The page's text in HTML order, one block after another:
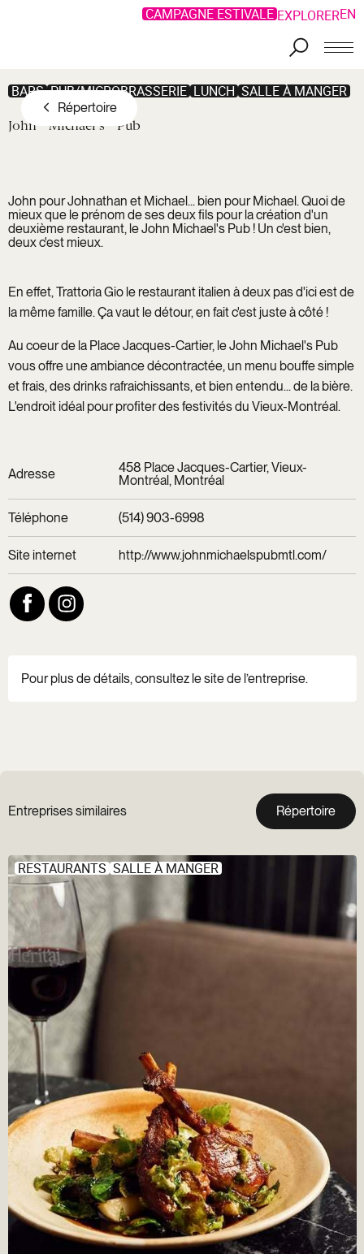
Aller au contenu principal
CAMPAGNE ESTIVALE EXPLOREREN
Répertoire
BARS PUB/MICROBRASSERIE LUNCH SALLE À MANGER
John Michael's Pub
John pour Johnathan et Michael... bien pour Michael. Quoi de
mieux que le prénom de ses deux fils pour la création d'un
deuxième restaurant, le John Michael's Pub ! Un c'est bien,
deux c'est mieux.
En effet, Trattoria Gio le restaurant italien à deux pas d'ici est de
la même famille. Ça vaut le détour, en fait c'est juste à côté !
Au coeur de la Place Jacques-Cartier, le John Michael's Pub
vous offre une ambiance décontractée, un menu bouffe simple
et frais, des drinks rafraichissants, et bien entendu... de la bière.
L'endroit idéal pour profiter des festivités du Vieux-Montréal.
Adresse
458 Place Jacques-Cartier, Vieux-
Montréal, Montréal
Téléphone (514) 903-6998
Site internet http://www.johnmichaelspubmtl.com/
Pour plus de détails, consultez le site de l’entreprise.
Entreprises similaires Répertoire
RESTAURANTS SALLE À MANGER